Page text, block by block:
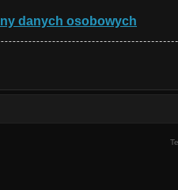
danych osobowych